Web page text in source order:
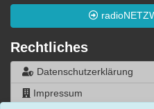
Rechtliches
Datenschutzerklärung
Impressum